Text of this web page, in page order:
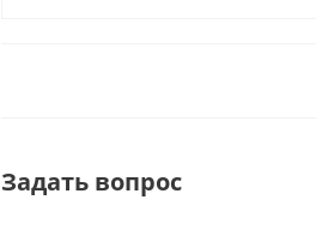
Задать вопрос